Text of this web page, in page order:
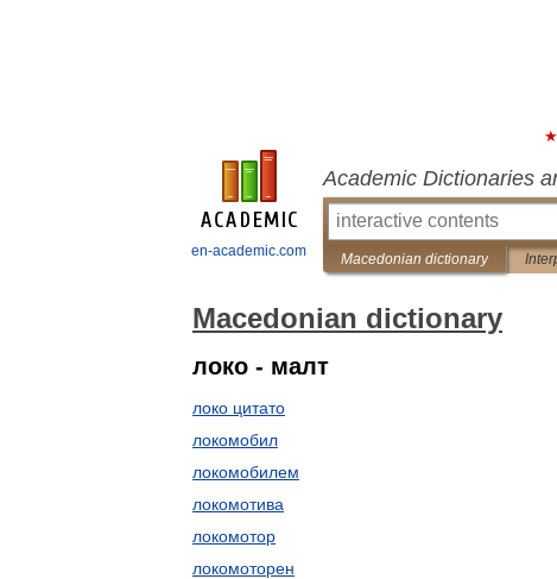
en-academic.com
Academic Dictionaries
Macedonian dictionary
Macedonian dictionary
локо - малт
локо цитато
локомобил
локомобилем
локомотива
локомотор
локомоторен